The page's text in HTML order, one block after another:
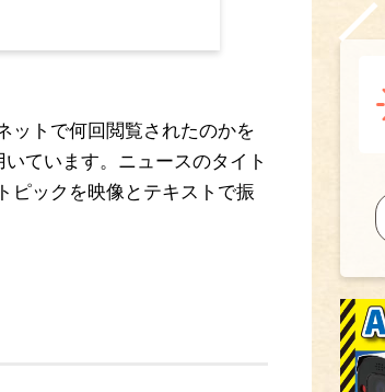
ットで何回閲覧されたのかを
ています。ニュースのタイト
ピックを映像とテキストで振